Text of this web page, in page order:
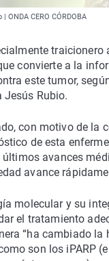
CERO CÓRDOBA
convierte a la
este tumor,
Jesús Rubio.
con motivo de la
de esta
avances
avance
molecular y su
el tratamiento
“ha cambiado
son los iPARP